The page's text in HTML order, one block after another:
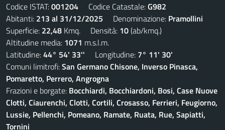
Codice ISTAT:001204 Codice Catastale:G982
Abitanti: 213 al 31/12/2025 Denominazione: Pramollini
Superficie: 22,48 Kmq. Densità: 10(ab/kmq.)
Altitudine media: 1071 m.s.l.m.
Latitudine:44° 54' 33'' Longitudine: 7° 11' 30'
Comuni limitrofi:San Germano Chisone, Inverso Pinasca,
Pomaretto, Perrero, Angrogna
Frazioni e borgate: Bocchiardi, Bocchiardoni, Bosi, Case Nuove
Clotti, Ciaurenchi, Clotti, Cortili, Crosasso, Ferrieri, Feugiorno,
Lussie, Pellenchi, Pomeano, Ramate, Ruata, Rue, Sapiatti,
Tornini